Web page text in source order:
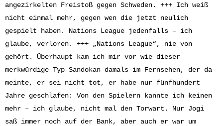
angezirkelten Freistoß gegen Schweden. +++ Ich weiß
nicht einmal mehr, gegen wen die jetzt neulich
gespielt haben. Nations League jedenfalls – ich
glaube, verloren. +++ „Nations League“, nie von
gehört. Überhaupt kam ich mir vor wie dieser
merkwürdige Typ Sandokan damals im Fernsehen, der da
meinte, er sei nicht tot, er habe nur fünfhundert
Jahre geschlafen: Von den Spielern kannte ich keinen
mehr – ich glaube, nicht mal den Torwart. Nur Jogi
saß immer noch auf der Bank, aber auch er war um